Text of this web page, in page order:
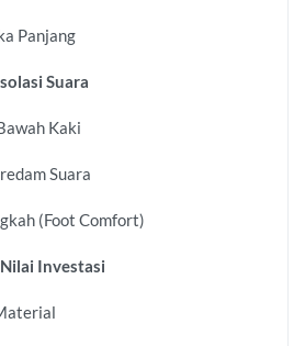
Panjang
Suara
Kaki
Suara
(Foot Comfort)
Investasi